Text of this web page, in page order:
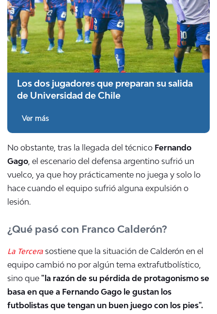
Los dos jugadores que preparan su salida
de Universidad de Chile
Ver más
No obstante, tras la llegada del técnico Fernando
Gago, el escenario del defensa argentino sufrió un
vuelco, ya que hoy prácticamente no juega y solo lo
hace cuando el equipo sufrió alguna expulsión o
lesión.
¿Qué pasó con Franco Calderón?
La Tercera sostiene que la situación de Calderón en el
equipo cambió no por algún tema extrafutbolístico,
sino que "la razón de su pérdida de protagonismo se
basa en que a Fernando Gago le gustan los
futbolistas que tengan un buen juego con los pies".